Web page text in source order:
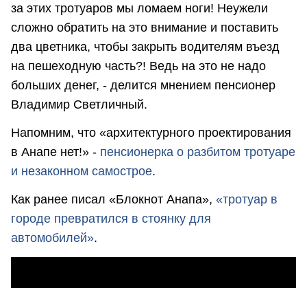
за этих тротуаров мы ломаем ноги! Неужели
сложно обратить на это внимание и поставить
два цветника, чтобы закрыть водителям въезд
на пешеходную часть?! Ведь на это не надо
больших денег, - делится мнением пенсионер
Владимир Светличный.
Напомним, что «архитектурного проектирования
в Анапе нет!» - пенсионерка о разбитом тротуаре
и незаконном самострое.
Как ранее писал «Блокнот Анапа», «тротуар в
городе превратился в стоянку для
автомобилей».